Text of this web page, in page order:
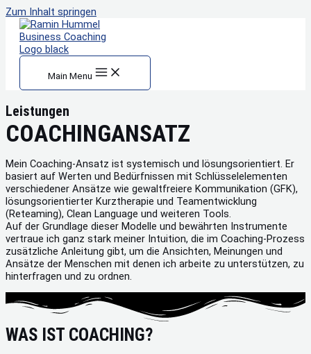
Zum Inhalt springen
Main Menu
Leistungen
COACHINGANSATZ
Mein Coaching-Ansatz ist systemisch und lösungsorientiert. Er
basiert auf Werten und Bedürfnissen mit Schlüsselelementen
verschiedener Ansätze wie gewaltfreiere Kommunikation (GFK),
lösungsorientierter Kurztherapie und Teamentwicklung
(Reteaming), Clean Language und weiteren Tools.
Auf der Grundlage dieser Modelle und bewährten Instrumente
vertraue ich ganz stark meiner Intuition, die im Coaching-Prozess
zusätzliche Anleitung gibt, um die Ansichten, Meinungen und
Ansätze der Menschen mit denen ich arbeite zu unterstützen, zu
hinterfragen und zu ordnen.
WAS IST COACHING?